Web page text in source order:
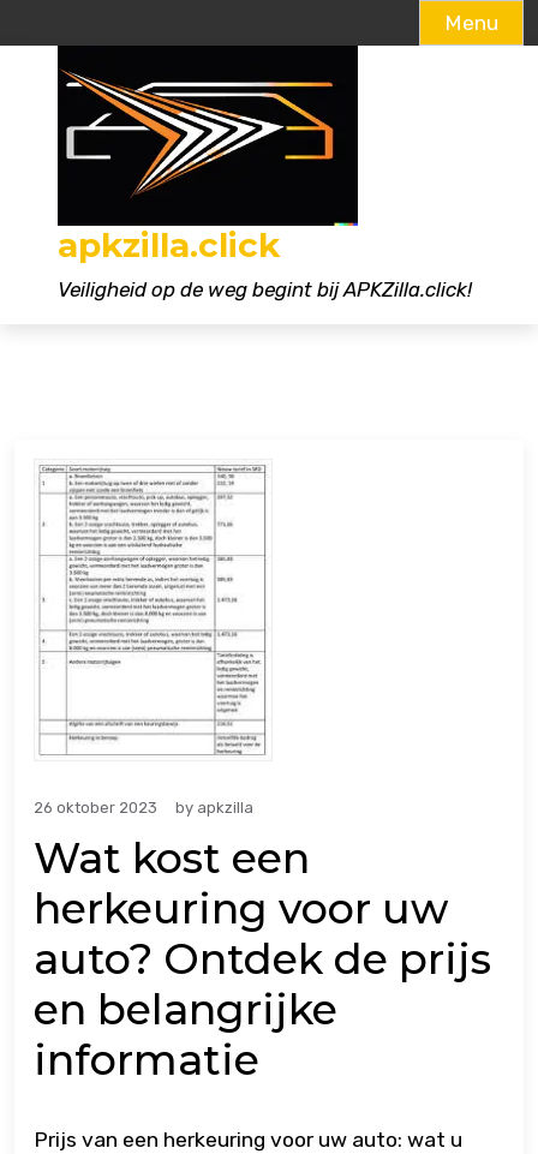
Menu
apkzilla.click
Veiligheid op de weg begint bij APKZilla.click!
26 oktober 2023 by apkzilla
Wat kost een
herkeuring voor uw
auto? Ontdek de prijs
en belangrijke
informatie
Prijs van een herkeuring voor uw auto: wat u